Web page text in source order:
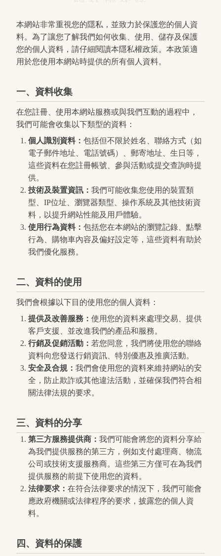
本網站非常重視您的隱私，並致力於保護您的個人資
料。為了讓您了解我們如何收集、使用、儲存及保護
您的個人資料，請仔細閱讀本隱私權政策。本政策適
用於您使用本網站時提供的所有個人資料。
一、資料收集
在您註冊、使用本網站服務或與我們互動的過程中，
我們可能會收集以下類型的資料：
個人識別資料：包括但不限於姓名、聯絡方式（如
電子郵件地址、電話號碼）、郵寄地址、生日等，
這些資料在您註冊帳號、參與活動或提交查詢時提
供。
技術及裝置資訊：我們可能收集您使用的裝置類
型、IP位址、瀏覽器類型、操作系統及其他技術資
料，以提升網站性能及用戶體驗。
使用行為資料：包括您在本網站的瀏覽記錄、點擊
行為、購物車內容及偏好設定等，這些資料有助於
我們優化服務。
二、資料的使用
我們會根據以下目的使用您的個人資料：
提供及改善服務：使用您的資料來處理交易、提供
客戶支援、並改進我們的產品和服務。
行銷及促銷活動： 若您同意，我們將使用您的聯絡
資料向您發送行銷資訊、特別優惠及推廣活動。
安全及合規：我們會使用您的資料來維持網站的安
全，防止欺詐或其他違法活動，並確保我們符合相
關法律法規的要求。
三、資料的分享
第三方服務提供商：我們可能會將您的資料分享給
為我們提供服務的第三方，例如支付處理商、物流
公司或技術支援服務商。這些第三方僅可在為我們
提供服務的前提下使用您的資料。
法律要求：在符合法律要求的情況下，我們可能會
應政府機關或法律程序的要求，披露您的個人資
料。
四、資料的保護